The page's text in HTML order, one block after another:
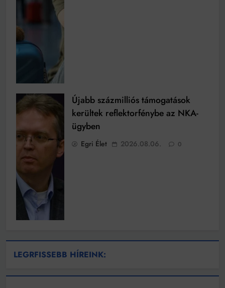
Újabb százmilliós támogatások
kerültek reflektorfénybe az NKA-
ügyben
Egri Élet 2026.08.06. 0
LEGRFISSEBB HÍREINK: